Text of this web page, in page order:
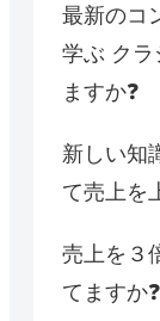
最新のコ
学ぶ クラ
ますか❓
新しい知
て売上を
売上を３
てますか❓